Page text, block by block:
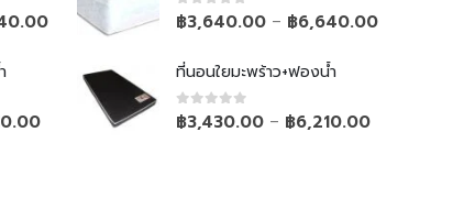
0out of 5
฿3,640.00 – ฿6,640.00
ที่นอนใยมะพร้าว+ฟองน้ำ
0out of 5
฿3,430.00 – ฿6,210.00